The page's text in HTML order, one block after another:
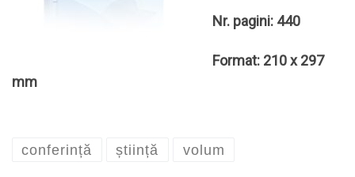
Nr. pagini: 440
Format: 210 x 297
mm
conferință știință volum